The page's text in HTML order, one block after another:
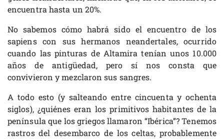
encuentra hasta un 20%.
No sabemos cómo habrá sido el encuentro de los
sapiens con sus hermanos neandertales,ocurrido
cuando las pinturas de Altamira tenían unos 10.000
años de antigüedad, pero sí nos consta que
convivieron y mezclaron sus sangres.
A todo esto (y salteando entre cincuenta y ochenta
siglos), ¿quiénes eran los primitivos habitantes de la
península que los griegos llamaron “Ibérica”? Tenemos
rastros del desembarco de los celtas, probablemente